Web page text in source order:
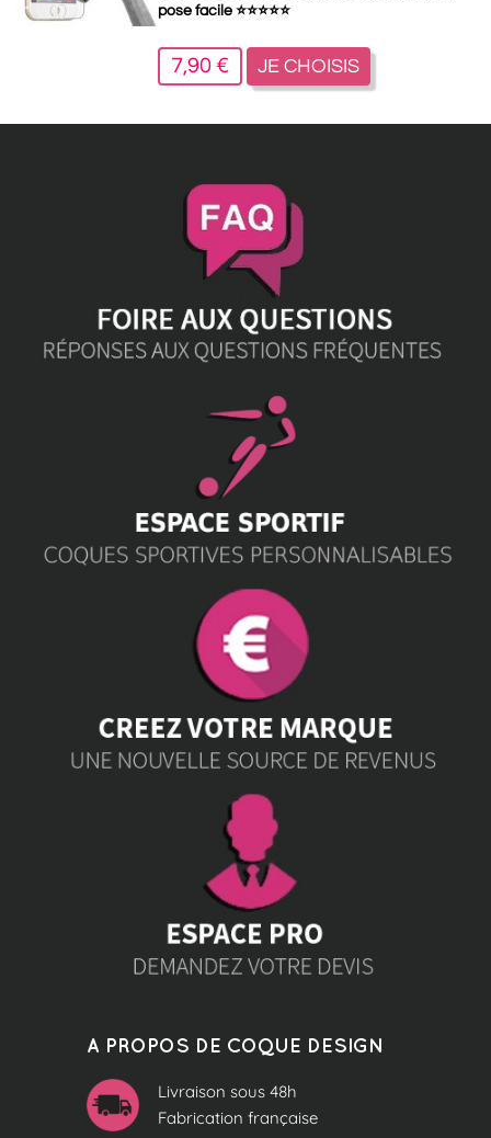
pose facile ⭐⭐⭐⭐⭐
7,90 € JE CHOISIS
A PROPOS DE COQUE DESIGN
Livraison sous 48h
Fabrication française